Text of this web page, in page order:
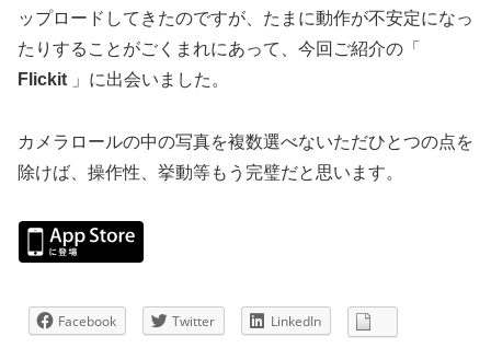
ップロードしてきたのですが、たまに動作が不安定になっ
たりすることがごくまれにあって、今回ご紹介の「
Flickit 」に出会いました。
カメラロールの中の写真を複数選べないただひとつの点を
除けば、操作性、挙動等もう完璧だと思います。
Facebook Twitter LinkedIn